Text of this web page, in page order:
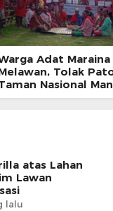
Adat
Tolak
Nasional
Ancam Ruang
atas Lahan
Lawan
lalu